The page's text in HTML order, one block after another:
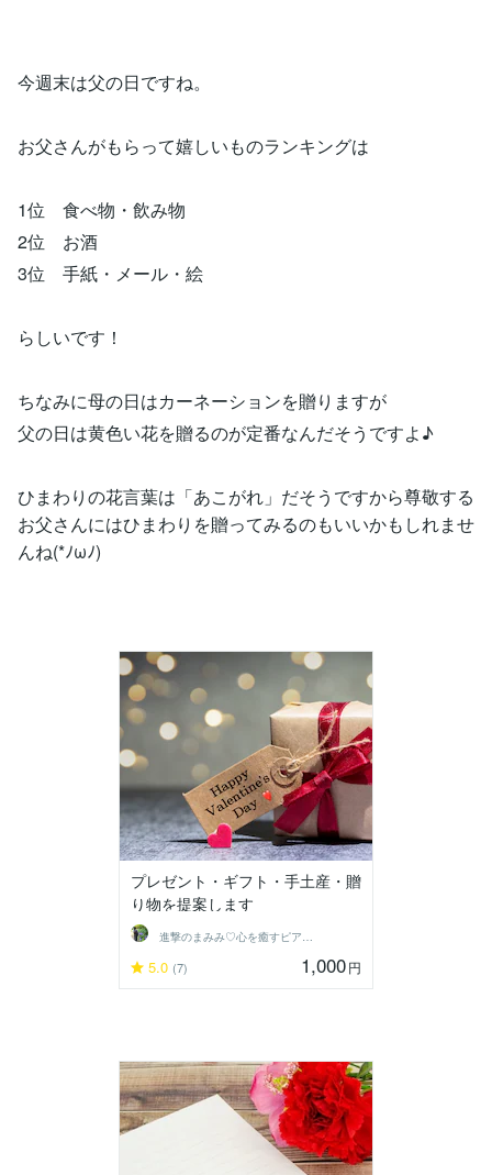
今週末は父の日ですね。
お父さんがもらって嬉しいものランキングは
1位 食べ物・飲み物
2位 お酒
3位 手紙・メール・絵
らしいです！
ちなみに母の日はカーネーションを贈りますが
父の日は黄色い花を贈るのが定番なんだそうですよ♪
ひまわりの花言葉は「あこがれ」だそうですから尊敬する
お父さんにはひまわりを贈ってみるのもいいかもしれませ
んね(*ﾉωﾉ)
プレゼント・ギフト・手土産・贈
り物を提案します
進撃のまみみ♡心を癒すピアヘルパー
5.0 (7) 1,000円